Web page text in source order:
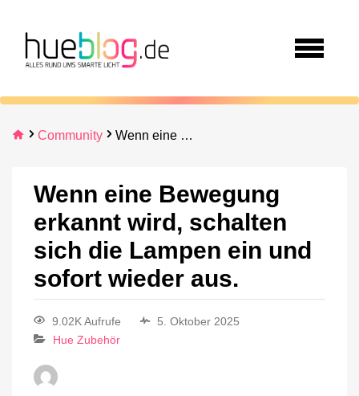
Community Wenn eine Bewegung erkannt wird, schalten sich die Lampen ein und sofort wieder aus.
Wenn eine Bewegung
erkannt wird, schalten
sich die Lampen ein und
sofort wieder aus.
9.02K Aufrufe
5. Oktober 2025
Hue Zubehör